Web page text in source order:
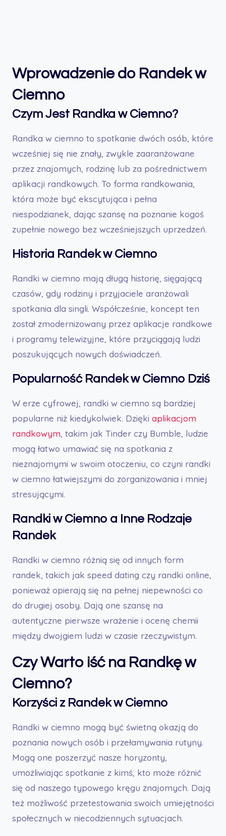
Wprowadzenie do Randek w
Ciemno
Czym Jest Randka w Ciemno?
Randka w ciemno to spotkanie dwóch osób, które
wcześniej się nie znały, zwykle zaaranżowane
przez znajomych, rodzinę lub za pośrednictwem
aplikacji randkowych. To forma randkowania,
która może być ekscytująca i pełna
niespodzianek, dając szansę na poznanie kogoś
zupełnie nowego bez wcześniejszych uprzedzeń.
Historia Randek w Ciemno
Randki w ciemno mają długą historię, sięgającą
czasów, gdy rodziny i przyjaciele aranżowali
spotkania dla singli. Współcześnie, koncept ten
został zmodernizowany przez aplikacje randkowe
i programy telewizyjne, które przyciągają ludzi
poszukujących nowych doświadczeń.
Popularność Randek w Ciemno Dziś
W erze cyfrowej, randki w ciemno są bardziej
popularne niż kiedykolwiek. Dzięki aplikacjom
randkowym, takim jak Tinder czy Bumble, ludzie
mogą łatwo umawiać się na spotkania z
nieznajomymi w swoim otoczeniu, co czyni randki
w ciemno łatwiejszymi do zorganizowania i mniej
stresującymi.
Randki w Ciemno a Inne Rodzaje
Randek
Randki w ciemno różnią się od innych form
randek, takich jak speed dating czy randki online,
ponieważ opierają się na pełnej niepewności co
do drugiej osoby. Dają one szansę na
autentyczne pierwsze wrażenie i ocenę chemii
między dwojgiem ludzi w czasie rzeczywistym.
Czy Warto iść na Randkę w
Ciemno?
Korzyści z Randek w Ciemno
Randki w ciemno mogą być świetną okazją do
poznania nowych osób i przełamywania rutyny.
Mogą one poszerzyć nasze horyzonty,
umożliwiając spotkanie z kimś, kto może różnić
się od naszego typowego kręgu znajomych. Dają
też możliwość przetestowania swoich umiejętności
społecznych w niecodziennych sytuacjach.